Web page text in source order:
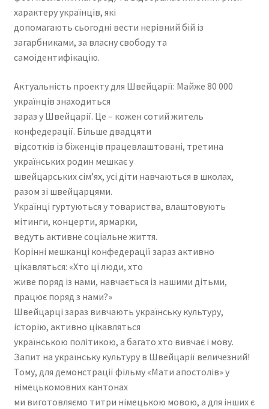
характеру українців, які
допомагають сьогодні вести нерівний бій із
загарбниками, за власну свободу та
самоідентифікацію.
Актуальність проекту для Швейцарії: Майже 80 000
українців знаходиться
зараз у Швейцарії. Це – кожен сотий житель
конфедерації. Більше двадцяти
відсотків із біженців працевлаштовані, третина
українських родин мешкає у
швейцарських сім’ях, усі діти навчаються в школах,
разом зі швейцарцями.
Українці гуртуються у товариства, влаштовують
мітинги, концерти, ярмарки,
ведуть активне соціальне життя.
Корінні мешканці конфедерації зараз активно
цікавляться: «Хто ці люди, хто
живе поряд із нами, навчається із нашими дітьми,
працює поряд з нами?»
Швейцарці зараз вивчають українську культуру,
історію, активно цікавляться
українською політикою, а багато хто вивчає і мову.
Запит на українську культуру в Швейцарії величезний!
Тому, для демонстрації фільму «Мати апостолів» у
німецькомовних кантонах
ми виготовляємо титри німецькою мовою, а для інших є